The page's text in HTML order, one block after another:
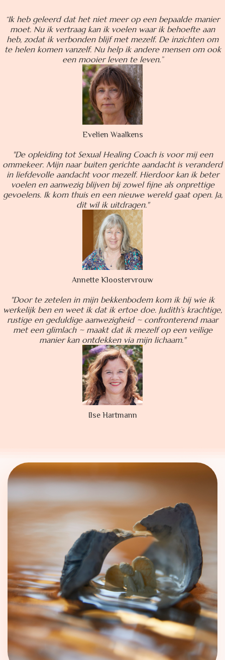
“Ik heb geleerd dat het niet meer op een bepaalde manier
moet. Nu ik vertraag kan ik voelen waar ik behoefte aan
heb, zodat ik verbonden blijf met mezelf. De inzichten om
te helen komen vanzelf. Nu help ik andere mensen om ook
een mooier leven te leven.”
Evelien Waalkens
"De opleiding tot Sexual Healing Coach is voor mij een
ommekeer. Mijn naar buiten gerichte aandacht is veranderd
in liefdevolle aandacht voor mezelf. Hierdoor kan ik beter
voelen en aanwezig blijven bij zowel fijne als onprettige
gevoelens. Ik kom thuis en een nieuwe wereld gaat open. Ja,
dit wil ik uitdragen."
Annette Kloostervrouw
"Door te zetelen in mijn bekkenbodem kom ik bij wie ik
werkelijk ben en weet ik dat ik ertoe doe. Judith’s krachtige,
rustige en geduldige aanwezigheid ~ confronterend maar
met een glimlach ~ maakt dat ik mezelf op een veilige
manier kan ontdekken via mijn lichaam."
Ilse Hartmann